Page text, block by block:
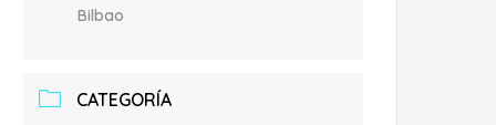
Bilbao
CATEGORÍA